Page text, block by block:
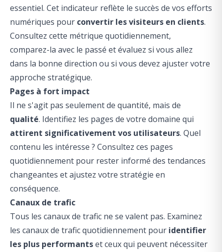
essentiel. Cet indicateur reflète le succès de vos efforts
numériques pour convertir les visiteurs en clients.
Consultez cette métrique quotidiennement,
comparez-la avec le passé et évaluez si vous allez
dans la bonne direction ou si vous devez ajuster votre
approche stratégique.
Pages à fort impact
Il ne s'agit pas seulement de quantité, mais de
qualité. Identifiez les pages de votre domaine qui
attirent significativement vos utilisateurs. Quel
contenu les intéresse ? Consultez ces pages
quotidiennement pour rester informé des tendances
changeantes et ajustez votre stratégie en
conséquence.
Canaux de trafic
Tous les canaux de trafic ne se valent pas. Examinez
les canaux de trafic quotidiennement pour identifier
les plus performantset ceux qui peuvent nécessiter